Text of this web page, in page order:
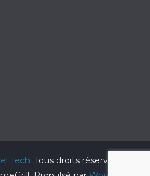
Tech. Tous droits réservés.